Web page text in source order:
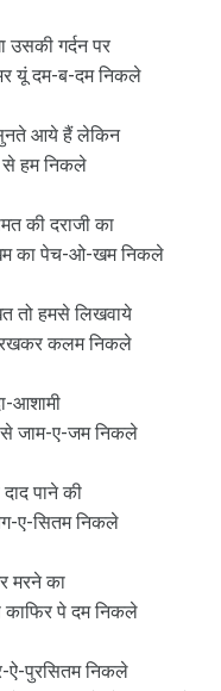
उसकी गर्दन पर
यूं दम-ब-दम निकले
आये हैं लेकिन
हम निकले
की दराजी का
का पेच-ओ-खम निकले
तो हमसे लिखवाये
कलम निकले
आशामी
से जाम-ए-जम निकले
पाने की
ए-सितम निकले
मरने का
पे दम निकले
ऐ-पुरसितम निकले